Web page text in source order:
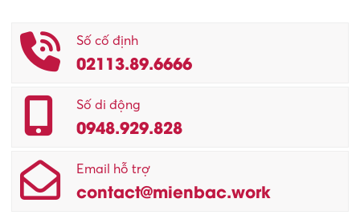
Số cố định
02113.89.6666
Số di động
0948.929.828
Email hỗ trợ
contact@mienbac.work